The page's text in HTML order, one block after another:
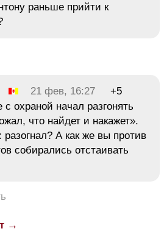
раньше прийти к
21 фев, 16:27
+5
с охраной начал разгонять
что найдет и накажет».
разогнал? А как же вы против
собирались отстаивать
→